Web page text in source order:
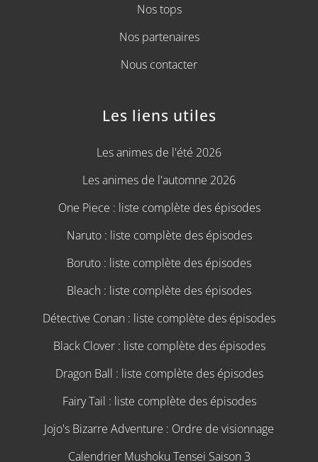
Nos tops
Nos partenaires
Nous contacter
Les liens utiles
Les animes de l'été 2026
Les animes de l'automne 2026
One Piece : liste complète des épisodes
Naruto : liste complète des épisodes
Boruto : liste complète des épisodes
Bleach : liste complète des épisodes
Détective Conan : liste complète des épisodes
Black Clover : liste complète des épisodes
Dragon Ball : liste complète des épisodes
Fairy Tail : liste complète des épisodes
Jojo's Bizarre Adventure : Ordre de visionnage
Calendrier Mushoku Tensei Saison 3